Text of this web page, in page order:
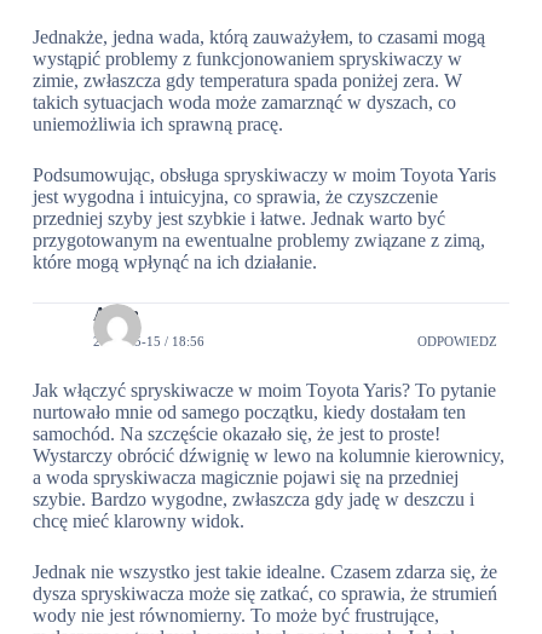
Jednakże, jedna wada, którą zauważyłem, to czasami mogą
wystąpić problemy z funkcjonowaniem spryskiwaczy w
zimie, zwłaszcza gdy temperatura spada poniżej zera. W
takich sytuacjach woda może zamarznąć w dyszach, co
uniemożliwia ich sprawną pracę.
Podsumowując, obsługa spryskiwaczy w moim Toyota Yaris
jest wygodna i intuicyjna, co sprawia, że ​​czyszczenie
przedniej szyby jest szybkie i łatwe. Jednak warto być
przygotowanym na ewentualne problemy związane z zimą,
które mogą wpłynąć na ich działanie.
Anna
2024-05-15 / 18:56 ODPOWIEDZ
Jak włączyć spryskiwacze w moim Toyota Yaris? To pytanie
nurtowało mnie od samego początku, kiedy dostałam ten
samochód. Na szczęście okazało się, że jest to proste!
Wystarczy obrócić dźwignię w lewo na kolumnie kierownicy,
a woda spryskiwacza magicznie pojawi się na przedniej
szybie. Bardzo wygodne, zwłaszcza gdy jadę w deszczu i
chcę mieć klarowny widok.
Jednak nie wszystko jest takie idealne. Czasem zdarza się, że
dysza spryskiwacza może się zatkać, co sprawia, że strumień
wody nie jest równomierny. To może być frustrujące,